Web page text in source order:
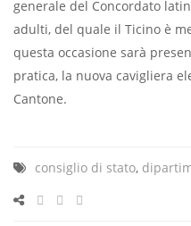
generale del Concordato
adulti, del quale il Ticino è
questa occasione sarà
pratica, la nuova cavigliera
Cantone.
consiglio di stato,